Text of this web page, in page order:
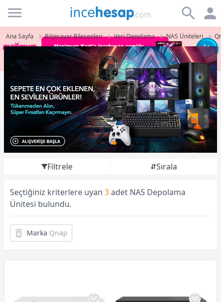
Incehesap
Ana Sayfa Bilgisayar Bileşenleri Veri Depolama NAS Üniteleri
Filtrele Sırala
Seçtiğiniz kriterlere uyan 3adet NAS Depolama
Ünitesi bulundu.
Marka Qnap